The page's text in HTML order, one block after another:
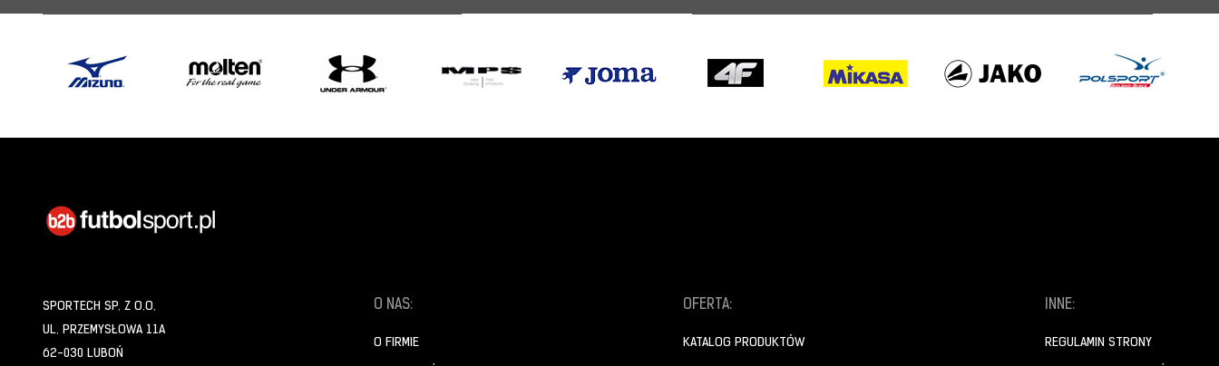
SPORTECH SP. Z O.O.
UL. PRZEMYSŁOWA 11A
62-030 LUBOŃ
O NAS:
O FIRMIE
OFERTA:
KATALOG PRODUKTÓW
INNE:
REGULAMIN STRONY